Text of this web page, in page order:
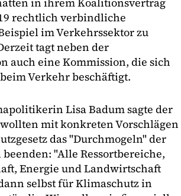
rechtlich verbindliche
im Verkehrssektor zu
tagt neben der
auch eine Kommission, die sich
Verkehr beschäftigt.
Lisa Badum sagte der
mit konkreten Vorschlägen
das "Durchmogeln" der
"Alle Ressortbereiche,
Energie und Landwirtschaft
selbst für Klimaschutz in